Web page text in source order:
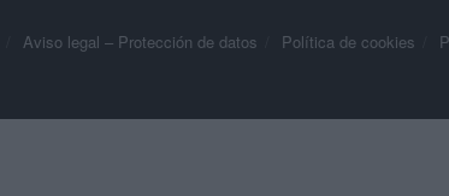
Aviso legal – Protección de datos Política de cookies